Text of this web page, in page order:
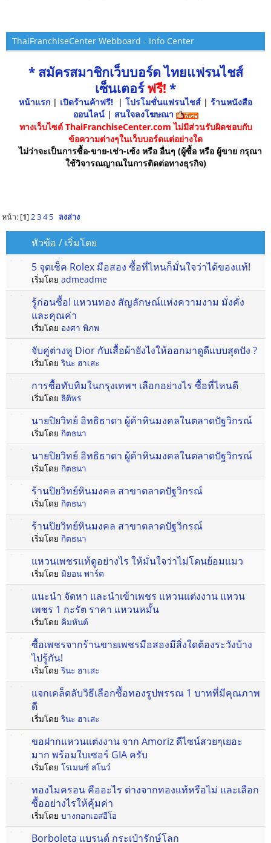
ThaiFranchiseCenter Webboard - Info Center
* สมัครสมาชิกเว็บบอร์ด ไทยแฟรนไชส์
เซ็นเตอร์ฟรี! *
หน้าแรก | เปิดร้านค้าฟรี! | โปรโมชั่นแฟรนไชส์ | ร้านหนังสือ
ออนไลน์ | สนใจลงโฆษณา
ทางเว็บไซต์ ThaiFranchiseCenter.com ไม่มีส่วนรับผิดชอบกับ
ข้อความต่างๆในเว็บบอร์ดแต่อย่างใด
ไม่ว่าจะเป็นการซื้อ-ขาย-เช่า-เซ้ง หรือ อื่นๆ (ผู้ซื้อ หรือ ผู้ขาย กรุณา
ใช้วิจารณญาณในการติดต่อทางธุรกิจ)
หน้า: [1]2 3 4 5 ลงล่าง
หัวข้อ / เริ่มโดย
5 จุดเช็ค Rolex มือสอง ซื้อที่ไหนก็มั่นใจว่าได้ของแท้!
เริ่มโดย admeadme
รู้ก่อนซื้อ! แหวนทอง สัญลักษณ์แห่งความงาม มั่งคั่ง
และคุณค่า
เริ่มโดย องศา พิภพ
จับคู่ต่างหู Dior กับเสื้อผ้ายังไงให้ออกมาดูดีแบบสุดปัง ?
เริ่มโดยรินะ ฮาเสะ
การซื้อทับทิมในกรุงเทพฯ เลือกอย่างไร ซื้อที่ไหนดี
เริ่มโดย ธิติพร
นายปิยวิทย์ อิทธิธาดา ผู้ค้าหินมงคลในตลาดปัฐวิกรณ์
เริ่มโดย กิตธนา
นายปิยวิทย์ อิทธิธาดา ผู้ค้าหินมงคลในตลาดปัฐวิกรณ์
เริ่มโดย กิตธนา
ร้านปิยวิทย์หินมงคล สาขาตลาดปัฐวิกรณ์
เริ่มโดย กิตธนา
ร้านปิยวิทย์หินมงคล สาขาตลาดปัฐวิกรณ์
เริ่มโดย กิตธนา
แหวนเพชรแท้ดูอย่างไร ให้มั่นใจว่าไม่โดนย้อมแมว
เริ่มโดย มิยอน พาร์ค
แนะนํา จัดหา และนําเข้าเพชร แหวนแต่งงาน แหวน
เพชร 1 กะรัต ราคา แหวนหมั้น
เริ่มโดย คิมหันต์
ซื้อเพชรจากร้านขายเพชรมือสองมีสิ่งใดต้องระวังบ้าง
ไปรู้กัน!
เริ่มโดยรินะ ฮาเสะ
แจกเคล็ดลับวิธีเลือกซื้อทองรูปพรรณ 1 บาทที่มีคุณภาพ
ดี
เริ่มโดยรินะ ฮาเสะ
ขอฝากแหวนแต่งงาน จาก Amoriz ดีไซน์สวยๆเยอะ
มาก พร้อมใบเซอร์ GIA ครับ
เริ่มโดย โรเมนซ์ สโนว์
ทองไมครอน คืออะไร ต่างจากทองแท้หรือไม่ และเลือก
ซื้ออย่างไรให้คุ้มค่า
เริ่มโดย บางกอกเอสอีโอ
Borboleta แบรนด์ กระเป๋ารักษ์โลก